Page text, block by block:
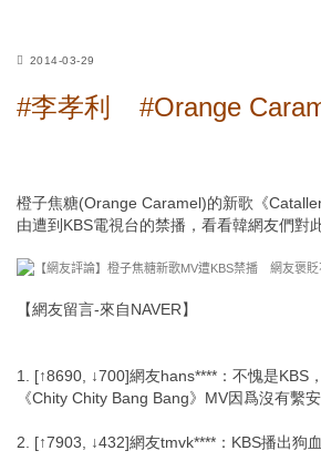
2014-03-29
#李孝利 #Orange
橙子焦糖(Orange Caramel)的新歌《
由遭到KBS電視台的禁播，看看韓網友們對
【網友留言-來自NAVER】
1. [↑8690, ↓700]網友hans****：不愧是KBS
《Chity Chity Bang Bang》MV因爲沒有繫
2. [↑7903, ↓432]網友tmvk****：KBS播出狗